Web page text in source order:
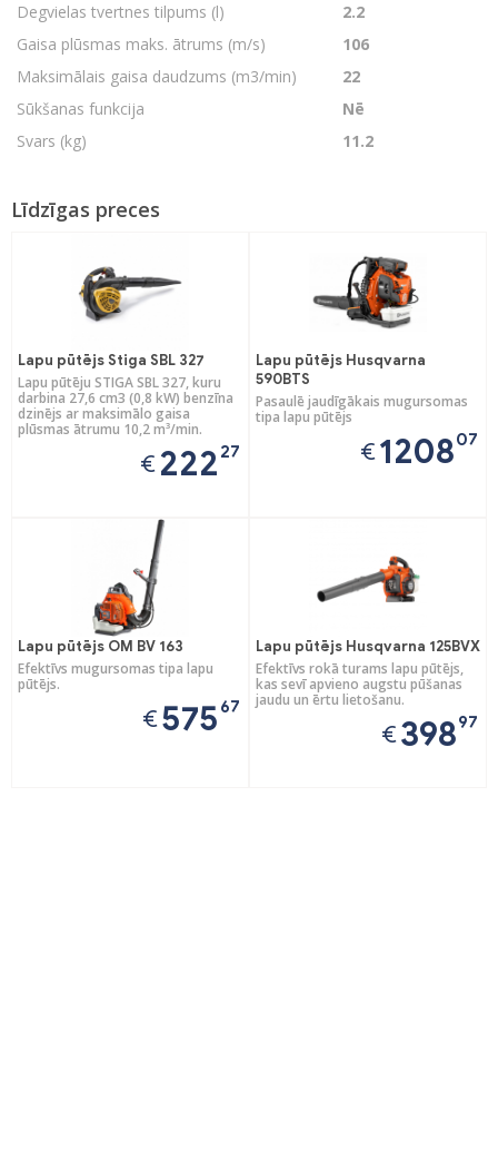
Degvielas tvertnes tilpums (l)
2.2
Gaisa plūsmas maks. ātrums (m/s)
106
Maksimālais gaisa daudzums (m3/min)
22
Sūkšanas funkcija
Nē
Svars (kg)
11.2
Līdzīgas preces
Lapu pūtējs Stiga SBL 327
Lapu pūtēju STIGA SBL 327, kuru
darbina 27,6 cm3 (0,8 kW) benzīna
dzinējs ar maksimālo gaisa
plūsmas ātrumu 10,2 m³/min.
€222 27
Lapu pūtējs Husqvarna
590BTS
Pasaulē jaudīgākais mugursomas
tipa lapu pūtējs
€120807
Lapu pūtējs OM BV 163
Efektīvs mugursomas tipa lapu
pūtējs.
€575 67
Lapu pūtējs Husqvarna 125BVX
Efektīvs rokā turams lapu pūtējs,
kas sevī apvieno augstu pūšanas
jaudu un ērtu lietošanu.
€39897